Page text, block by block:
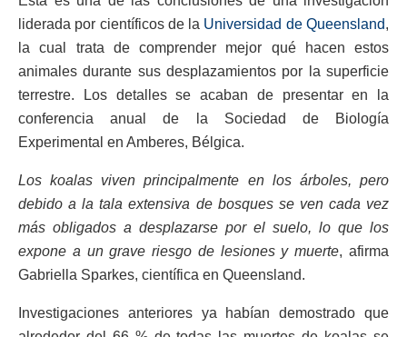
liderada por científicos de la Universidad de Queensland,
la cual trata de comprender mejor qué hacen estos
animales durante sus desplazamientos por la superficie
terrestre. Los detalles se acaban de presentar en la
conferencia anual de la Sociedad de Biología
Experimental en Amberes, Bélgica.
Los koalas viven principalmente en los árboles, pero
debido a la tala extensiva de bosques se ven cada vez
más obligados a desplazarse por el suelo, lo que los
expone a un grave riesgo de lesiones y muerte, afirma
Gabriella Sparkes, científica en Queensland.
Investigaciones anteriores ya habían demostrado que